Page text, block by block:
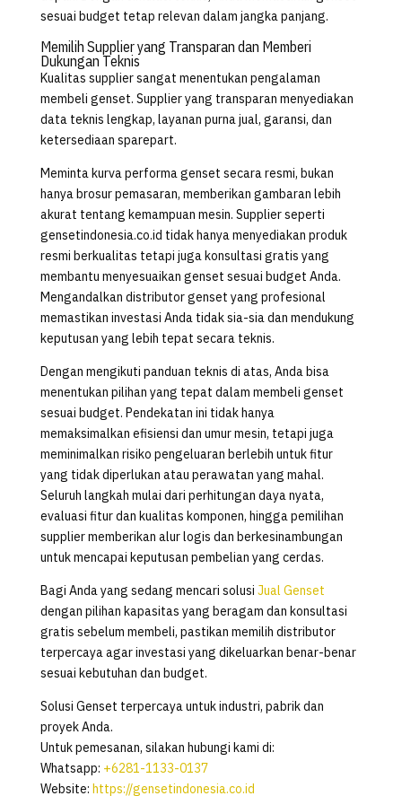
sesuai budget tetap relevan dalam jangka panjang.
Memilih Supplier yang Transparan dan Memberi
Dukungan Teknis
Kualitas supplier sangat menentukan pengalaman
membeli genset. Supplier yang transparan menyediakan
data teknis lengkap, layanan purna jual, garansi, dan
ketersediaan sparepart.
Meminta kurva performa genset secara resmi, bukan
hanya brosur pemasaran, memberikan gambaran lebih
akurat tentang kemampuan mesin. Supplier seperti
gensetindonesia.co.id tidak hanya menyediakan produk
resmi berkualitas tetapi juga konsultasi gratis yang
membantu menyesuaikan genset sesuai budget Anda.
Mengandalkan distributor genset yang profesional
memastikan investasi Anda tidak sia-sia dan mendukung
keputusan yang lebih tepat secara teknis.
Dengan mengikuti panduan teknis di atas, Anda bisa
menentukan pilihan yang tepat dalam membeli genset
sesuai budget. Pendekatan ini tidak hanya
memaksimalkan efisiensi dan umur mesin, tetapi juga
meminimalkan risiko pengeluaran berlebih untuk fitur
yang tidak diperlukan atau perawatan yang mahal.
Seluruh langkah mulai dari perhitungan daya nyata,
evaluasi fitur dan kualitas komponen, hingga pemilihan
supplier memberikan alur logis dan berkesinambungan
untuk mencapai keputusan pembelian yang cerdas.
Bagi Anda yang sedang mencari solusi Jual Genset
dengan pilihan kapasitas yang beragam dan konsultasi
gratis sebelum membeli, pastikan memilih distributor
terpercaya agar investasi yang dikeluarkan benar-benar
sesuai kebutuhan dan budget.
Solusi Genset terpercaya untuk industri, pabrik dan
proyek Anda.
Untuk pemesanan, silakan hubungi kami di:
Whatsapp: +6281-1133-0137
Website: https://gensetindonesia.co.id